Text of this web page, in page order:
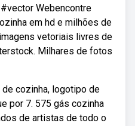
Webencontre
em hd e milhões de
vetoriais livres de
Milhares de fotos
cozinha, logotipo de
por 7. 575 gás cozinha
de artistas de todo o